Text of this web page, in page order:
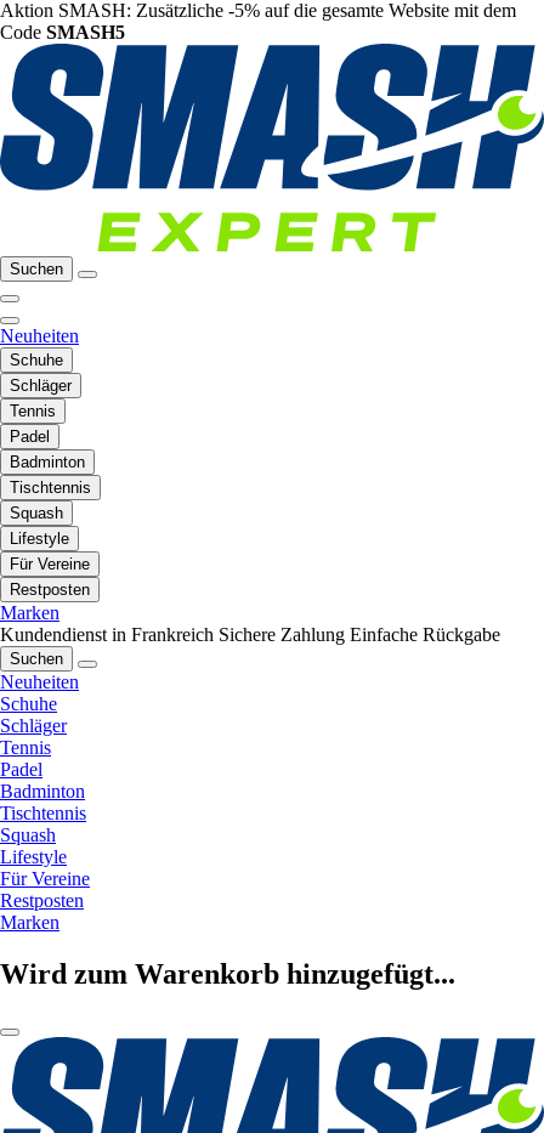
Aktion SMASH: Zusätzliche -5% auf die gesamte Website mit dem
Code SMASH5
Suchen
Neuheiten
Schuhe
Schläger
Tennis
Padel
Badminton
Tischtennis
Squash
Lifestyle
Für Vereine
Restposten
Marken
Kundendienst in Frankreich Sichere Zahlung Einfache Rückgabe
Suchen
Neuheiten
Schuhe
Schläger
Tennis
Padel
Badminton
Tischtennis
Squash
Lifestyle
Für Vereine
Restposten
Marken
Wird zum Warenkorb hinzugefügt...